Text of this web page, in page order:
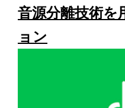
音源分離技術を
ョン